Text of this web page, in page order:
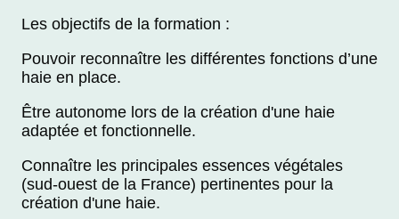
Les objectifs de la formation :
Pouvoir reconnaître les différentes fonctions d’une
haie en place.
Être autonome lors de la création d'une haie
adaptée et fonctionnelle.
Connaître les principales essences végétales
(sud-ouest de la France) pertinentes pour la
création d'une haie.